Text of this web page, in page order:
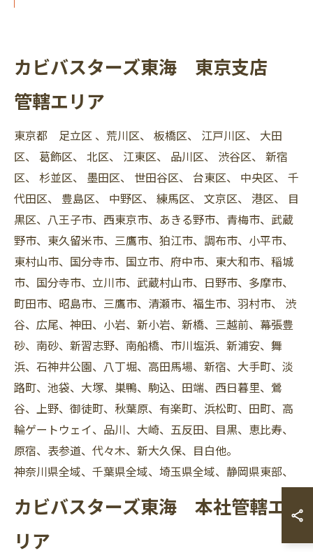
カビバスターズ東海 東京支店
管轄エリア
東京都 足立区 、荒川区、 板橋区、 江戸川区、 大田
区、 葛飾区、 北区、 江東区、 品川区、 渋谷区、 新宿
区、 杉並区、 墨田区、 世田谷区、 台東区、 中央区、 千
代田区、 豊島区、 中野区、 練馬区、 文京区、 港区、 目
黒区、八王子市、西東京市、あきる野市、青梅市、武蔵
野市、東久留米市、三鷹市、狛江市、調布市、小平市、
東村山市、国分寺市、国立市、府中市、東大和市、稲城
市、国分寺市、立川市、武蔵村山市、日野市、多摩市、
町田市、昭島市、三鷹市、清瀬市、福生市、羽村市、 渋
谷、広尾、神田、小岩、新小岩、新橋、三越前、幕張豊
砂、南砂、新習志野、南船橋、市川塩浜、新浦安、舞
浜、石神井公園、八丁堀、高田馬場、新宿、大手町、淡
路町、池袋、大塚、巣鴨、駒込、田端、西日暮里、鶯
谷、上野、御徒町、秋葉原、有楽町、浜松町、田町、高
輪ゲートウェイ、品川、大崎、五反田、目黒、恵比寿、
原宿、表参道、代々木、新大久保、目白他。
神奈川県全域、千葉県全域、埼玉県全域、静岡県東部、
カビバスターズ東海 本社管轄エ
リア